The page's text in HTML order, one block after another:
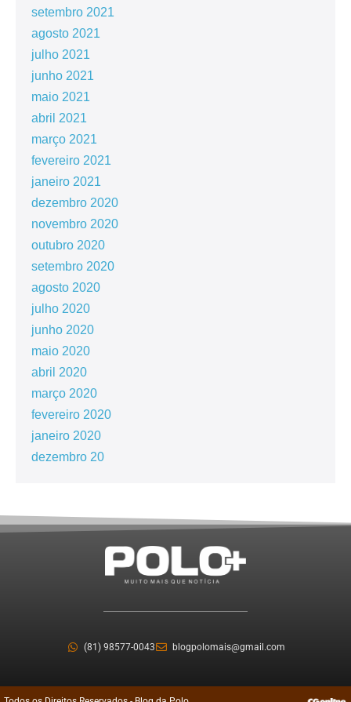
setembro 2021
agosto 2021
julho 2021
junho 2021
maio 2021
abril 2021
março 2021
fevereiro 2021
janeiro 2021
dezembro 2020
novembro 2020
outubro 2020
setembro 2020
agosto 2020
julho 2020
junho 2020
maio 2020
abril 2020
março 2020
fevereiro 2020
janeiro 2020
dezembro 20
(81) 98577-0043 blogpolomais@gmail.com